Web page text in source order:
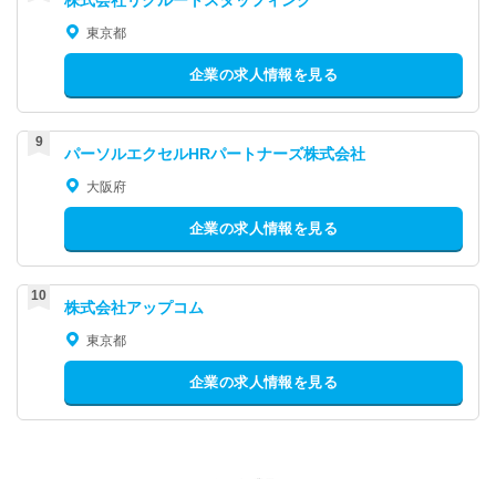
東京都
企業の求人情報を見る
パーソルエクセルHRパートナーズ株式会社
大阪府
企業の求人情報を見る
株式会社アップコム
東京都
企業の求人情報を見る